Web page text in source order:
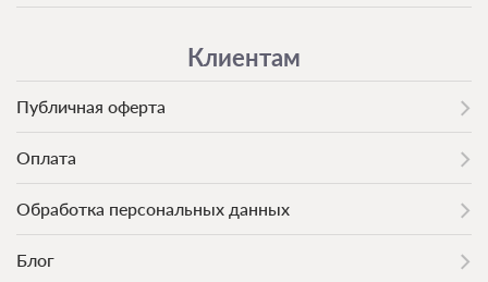
Клиентам
Публичная оферта
Оплата
Обработка персональных данных
Блог